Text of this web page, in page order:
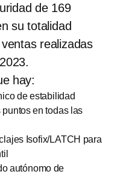
de 169
su totalidad
realizadas
hay:
de estabilidad
en todas las
Isofix/LATCH para
autónomo de